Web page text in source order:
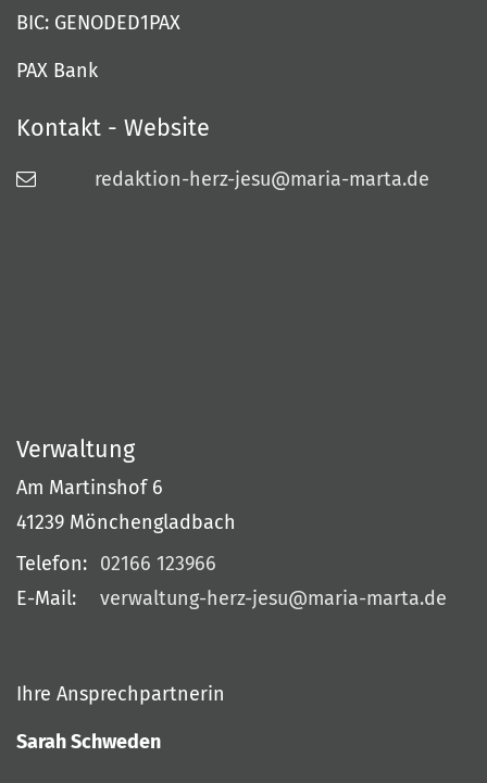
BIC: GENODED1PAX
PAX Bank
Kontakt - Website
redaktion-herz-jesu@maria-marta.de
Verwaltung
Am Martinshof 6
41239 Mönchengladbach
Telefon: 02166 123966
E-Mail:
verwaltung-herz-jesu@maria-marta.de
Ihre Ansprechpartnerin
Sarah Schweden